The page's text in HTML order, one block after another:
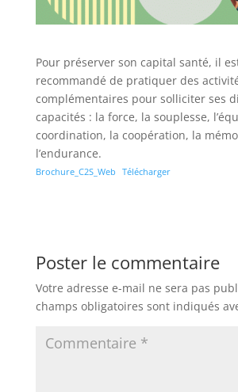
Pour préserver son capital santé, il
recommandé de pratiquer des
complémentaires pour solliciter ses
capacités : la force, la souplesse,
coordination, la coopération, la
l’endurance.
Brochure_C2S_Web Télécharger
Poster le commentaire
Votre adresse e-mail ne sera pas
champs obligatoires sont indiqués